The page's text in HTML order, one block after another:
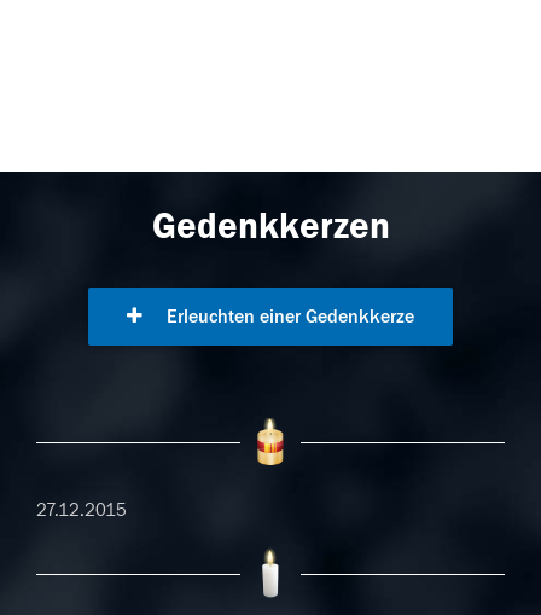
Gedenkkerzen
Erleuchten einer Gedenkkerze
27.12.2015